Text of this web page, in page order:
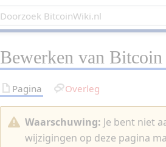
Bewerken van Bitcoin
Pagina Overleg
Waarschuwing: Je bent niet
wijzigingen op deze pagina